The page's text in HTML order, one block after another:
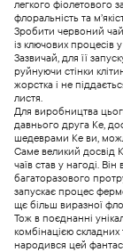
легкого фіолетового
флоральність та
Зробити червоний
із ключових процесів
Зазвичай, для її
руйнуючи стінки
жорстка і не
листя.
Для виробництва
давнього друга Ке,
шедеврами Ке ви,
Саме великий досвід
чаїв став у нагоді.
багаторазового
запускає процес
щє більш виразної
Тож в поєднанні
комбінацією
народився цей